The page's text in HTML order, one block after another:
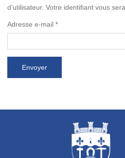
d'utilisateur. Votre identifiant vous
Adresse e-mail *
Envoyer